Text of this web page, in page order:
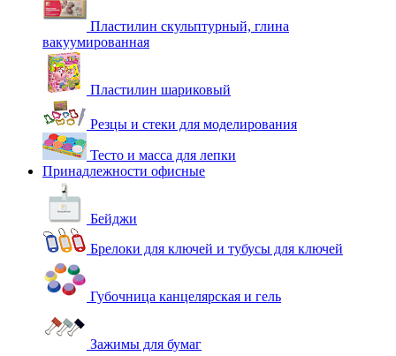
Пластилин скульптурный, глина
вакуумированная
Пластилин шариковый
Резцы и стеки для моделирования
Тесто и масса для лепки
Принадлежности офисные
Бейджи
Брелоки для ключей и тубусы для ключей
Губочница канцелярская и гель
Зажимы для бумаг